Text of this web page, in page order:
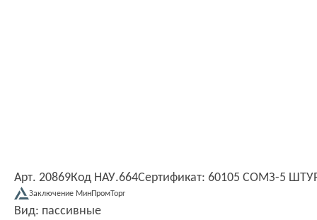
Арт. 20869Код НАУ.664Сертификат: 60105 СОМЗ-5
Заключение МинПромТорг
Вид: пассивные